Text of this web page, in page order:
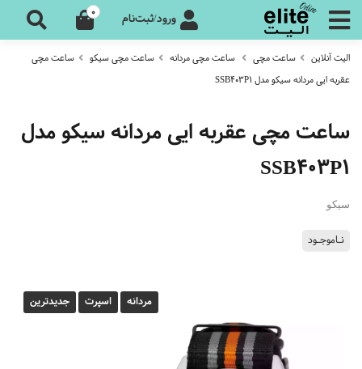
ورود/ثبت‌نام 0
الیت آنلاین ساعت مچی ساعت مچی مردانه ساعت مچی سیکو
ساعت مچی
عقربه ایی مردانه سیکو مدل SSB403P1
ساعت مچی عقربه ایی مردانه سیکو مدل
SSB403P1
سیکو
نـاموجـود
مردانه اسپرت جدیدترین